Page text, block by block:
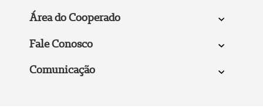
Área do Cooperado
Fale Conosco
Comunicação